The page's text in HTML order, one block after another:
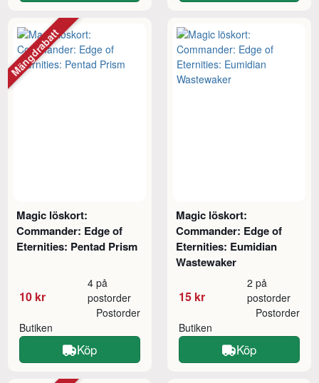
Magic löskort:
Commander: Edge of
Eternities: Pentad Prism
10 kr
4 på
postorder
Butiken
Postorder
Köp
Mängdrabatt
Magic löskort:
Commander: Edge of
Eternities: Eumidian
Wastewaker
15 kr
2 på
postorder
Butiken
Postorder
Köp